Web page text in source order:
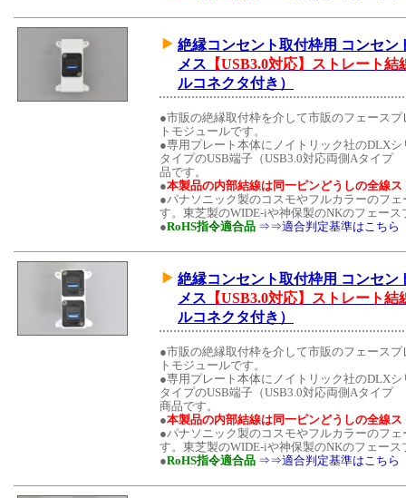
絶縁コンセント取付枠用 コンセン
メス 【USB3.0対応】ストレート結
ルコネクタ付き）
●市販の絶縁取付枠を介して市販のフェース
トモジュールです。
●専用プレート本体にノイトリック社のDLX
タイプのUSB端子（USB3.0対応両側Aタイプ
品です。
●本製品の内部結線は同一ピンどうしの全線
●パナソニック製のコスモやフルカラーのフ
す。東芝製のWIDE-iや神保製のNKのフェー
●RoHS指令適合品 ⇒⇒適合判定基準はこちら
絶縁コンセント取付枠用 コンセン
メス 【USB3.0対応】ストレート結
ルコネクタ付き）
●市販の絶縁取付枠を介して市販のフェース
トモジュールです。
●専用プレート本体にノイトリック社のDLX
タイプのUSB端子（USB3.0対応両側Aタイプ
商品です。
●本製品の内部結線は同一ピンどうしの全線
●パナソニック製のコスモやフルカラーのフ
す。東芝製のWIDE-iや神保製のNKのフェー
●RoHS指令適合品 ⇒⇒適合判定基準はこちら